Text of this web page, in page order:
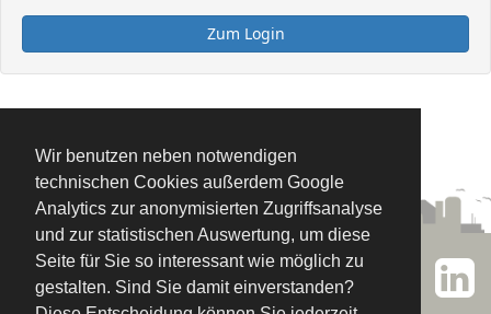
Wir benutzen neben notwendigen
technischen Cookies außerdem Google
Analytics zur anonymisierten Zugriffsanalyse
und zur statistischen Auswertung, um diese
Seite für Sie so interessant wie möglich zu
gestalten. Sind Sie damit einverstanden?
Zum Login
INM Klimastrategie© 2014-
2026 INM Institut für
Nachhaltigkeitsmanagement